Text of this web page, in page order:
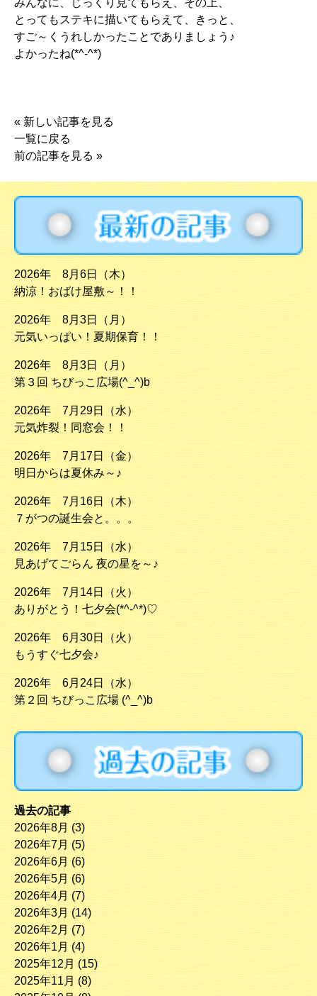
とってもステキに描いてもらえて、きっと、
すご～くうれしかったことでありましょう♪
よかったね(*^-^*)
« 新しい記事を見る
一覧に戻る
前の記事を見る »
2026年 8月6日（木）
納涼！おばけ屋敷～！！
2026年 8月3日（月）
元気いっぱい！夏期保育！！
2026年 8月3日（月）
第３回 ちびっこ広場(^_^)b
2026年 7月29日（水）
元気炸裂！同窓会！！
2026年 7月17日（金）
明日からは夏休み～♪
2026年 7月16日（木）
７がつの誕生会と。。。
2026年 7月15日（水）
見あげてごらん 夜の星を～♪
2026年 7月14日（火）
ありがとう！七夕会(*^-^*)♡
2026年 6月30日（火）
もうすぐ七夕会♪
2026年 6月24日（水）
第２回 ちびっこ広場 (^_^)b
過去の記事
2026年8月 (3)
2026年7月 (5)
2026年6月 (6)
2026年5月 (6)
2026年4月 (7)
2026年3月 (14)
2026年2月 (7)
2026年1月 (4)
2025年12月 (15)
2025年11月 (8)